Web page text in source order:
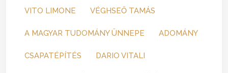
VITO LIMONE VÉGHSEŐ TAMÁS
A MAGYAR TUDOMÁNY ÜNNEPE ADOMÁNY
CSAPATÉPÍTÉS DARIO VITALI